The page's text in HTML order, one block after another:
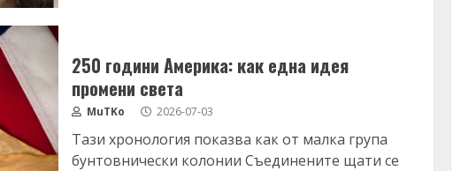
250 години Америка: как една идея
промени света
MuTKo 2026-07-03
Тази хронология показва как от малка група
бунтовнически колонии Съединените щати се